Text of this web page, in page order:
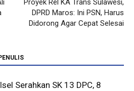
Proyek Rel KA Trans Sulawesi,
DPRD Maros: Ini PSN, Harus
Didorong Agar Cepat Selesai
Serahkan SK 13 DPC, 8